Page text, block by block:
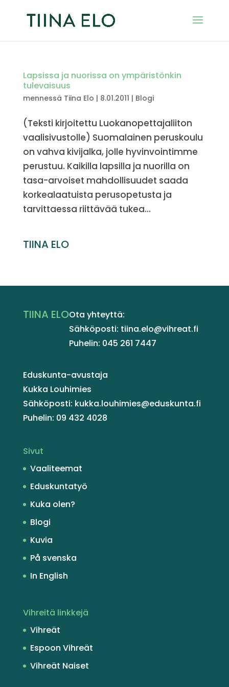
Lapsissa ja nuorissa on ympäristönkin
tulevaisuus
mennessä Tiina Elo | 8.01.2011 | Blogi
(Teksti kirjoitettu Luokanopettajaliiton
vaalisivustolle) Suomalainen peruskoulu
on vahva kivijalka, jolle hyvinvointimme
perustuu. Kaikilla lapsilla ja nuorilla on
tasa-arvoiset mahdollisuudet saada
korkealaatuista perusopetusta ja
tarvittaessa riittävää tukea...
TIINA ELO
TIINA ELOOta yhteyttä:
Sähköposti: tiina.elo@vihreat.fi
Puhelin: 045 261 7447
Eduskunta-avustaja
Kukka Louhimies
Sähköposti: kukka.louhimies@eduskunta.fi
Puhelin: 09 432 4028
Sivut
Vaaliteemat
Eduskuntatyö
Kuka olen?
Blogi
Kuvia
På svenska
In English
Vihreitä linkkejä
Vihreät
Espoon Vihreät
Vihreät Naiset